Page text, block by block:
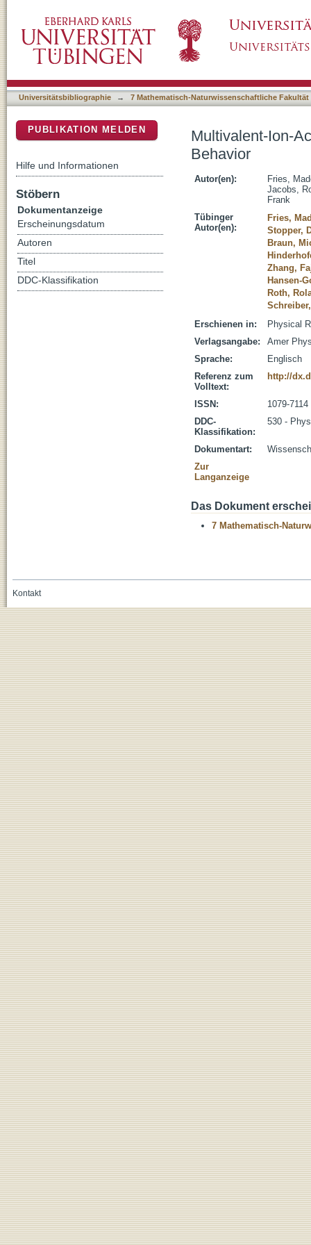
Universitätsbibliographie → 7 Mathematisch-Naturwissenschaftliche Fakultät
Multivalent-Ion-
Behavior
Autor(en):
Fries,
Jacobs,
Frank
Tübinger
Autor(en):
Fries,
Stopper,
Braun,
Zhang,
Hansen-
Roth,
Erschienen in:
Physical
Verlagsangabe:
Amer
Sprache:
Englisch
Referenz zum
Volltext:
http://
ISSN:
1079-7114
DDC-
Klassifikation:
530 -
Dokumentart:
Zur
Langanzeige
Das Dokument
7 Mathematisch-
PUBLIKATION MELDEN
Hilfe und Informationen
Stöbern
Dokumentanzeige
Erscheinungsdatum
Autoren
Titel
DDC-Klassifikation
Kontakt